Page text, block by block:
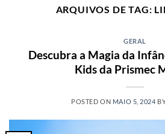
ARQUIVOS DE TAG:
GERAL
Descubra a Magia da
Kids da Prismec
POSTED ON MAIO 5, 2024